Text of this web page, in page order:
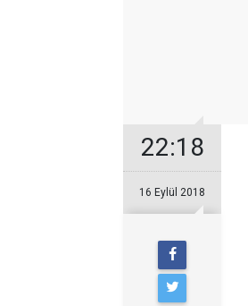
22:18
16 Eylül 2018